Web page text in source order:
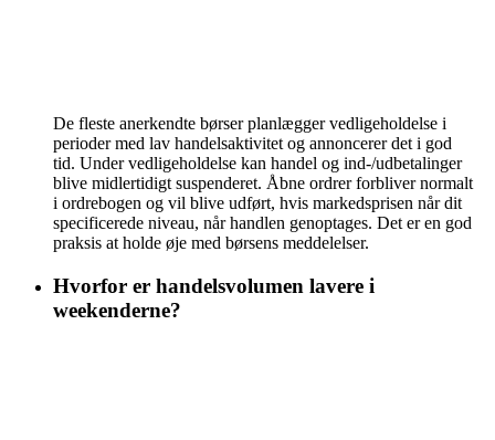
De fleste anerkendte børser planlægger vedligeholdelse i
perioder med lav handelsaktivitet og annoncerer det i god
tid. Under vedligeholdelse kan handel og ind-/udbetalinger
blive midlertidigt suspenderet. Åbne ordrer forbliver normalt
i ordrebogen og vil blive udført, hvis markedsprisen når dit
specificerede niveau, når handlen genoptages. Det er en god
praksis at holde øje med børsens meddelelser.
Hvorfor er handelsvolumen lavere i
weekenderne?